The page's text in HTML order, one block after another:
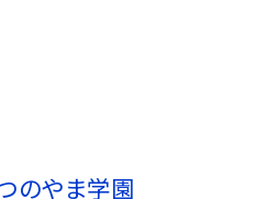
のやま学園